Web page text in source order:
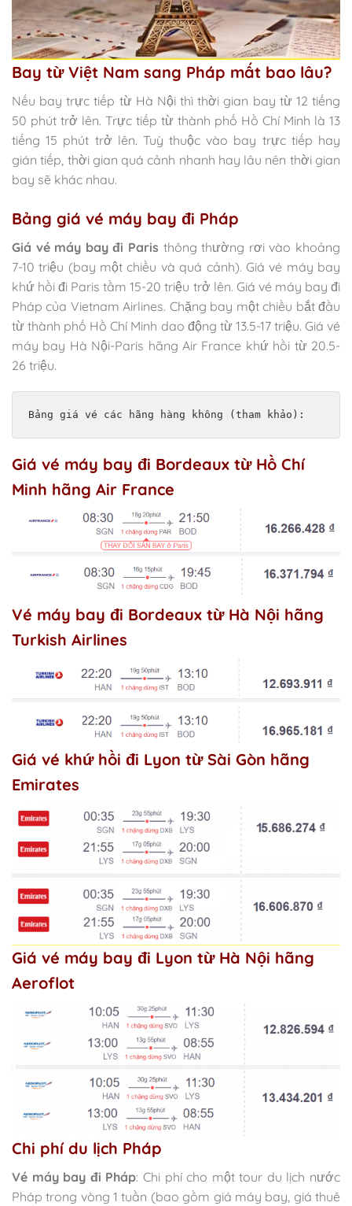
Bay từ Việt Nam sang Pháp mất bao lâu?
Nếu bay trực tiếp từ Hà Nội thì thời gian bay từ 12 tiếng
50 phút trở lên. Trực tiếp từ thành phố Hồ Chí Minh là 13
tiếng 15 phút trở lên. Tuỳ thuộc vào bay trực tiếp hay
gián tiếp, thời gian quá cảnh nhanh hay lâu nên thời gian
bay sẽ khác nhau.
Bảng giá vé máy bay đi Pháp
Giá vé máy bay đi Paris thông thường rơi vào khoảng
7-10 triệu (bay một chiều và quá cảnh). Giá vé máy bay
khứ hồi đi Paris tầm 15-20 triệu trở lên. Giá vé máy bay đi
Pháp của Vietnam Airlines. Chặng bay một chiều bắt đầu
từ thành phố Hồ Chí Minh dao động từ 13.5-17 triệu. Giá vé
máy bay Hà Nội-Paris hãng Air France khứ hồi từ 20.5-
26 triệu.
Bảng giá vé các hãng hàng không (tham khảo):
Giá vé máy bay đi Bordeaux từ Hồ Chí
Minh hãng Air France
Vé máy bay đi Bordeaux từ Hà Nội hãng
Turkish Airlines
Giá vé khứ hồi đi Lyon từ Sài Gòn hãng
Emirates
Giá vé máy bay đi Lyon từ Hà Nội hãng
Aeroflot
Chi phí du lịch Pháp
Vé máy bay đi Pháp: Chi phí cho một tour du lịch nước
Pháp trong vòng 1 tuần (bao gồm giá máy bay, giá thuê